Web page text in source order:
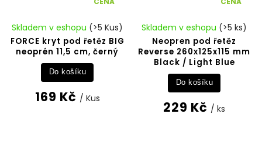
FORCE kryt pod řetěz BIG
neoprén 11,5 cm, černý
Skladem v eshopu (>5 Kus)
169 Kč / Kus
Do košíku
Neopren pod řetěz
Reverse 260x125x115 mm
Black / Light Blue
Skladem v eshopu (>5 ks)
229 Kč / ks
Do košíku